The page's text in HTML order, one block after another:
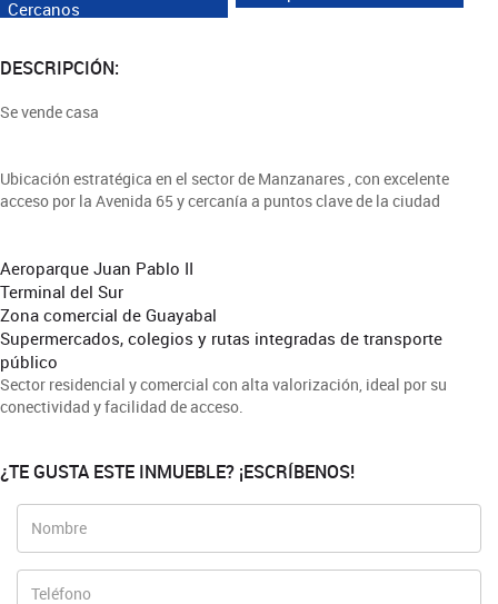
Cercanos
DESCRIPCIÓN:
Se vende casa
Ubicación estratégica en el sector de Manzanares , con excelente
acceso por la Avenida 65 y cercanía a puntos clave de la ciudad
Aeroparque Juan Pablo II
Terminal del Sur
Zona comercial de Guayabal
Supermercados, colegios y rutas integradas de transporte
público
Sector residencial y comercial con alta valorización, ideal por su
conectividad y facilidad de acceso.
¿TE GUSTA ESTE INMUEBLE? ¡ESCRÍBENOS!